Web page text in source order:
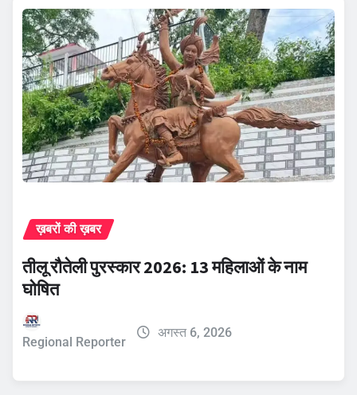
ख़बरों की ख़बर
तीलू रौतेली पुरस्कार 2026: 13 महिलाओं के नाम
घोषित
Regional Reporter
अगस्त 6, 2026